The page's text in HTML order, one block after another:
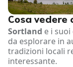
Cosa
Sortland e i
da esplorare in
tradizioni locali
interessante.